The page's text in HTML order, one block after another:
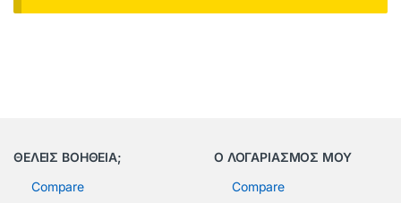
ΘΕΛΕΙΣ ΒΟΗΘΕΙΑ;
Compare
Ο ΛΟΓΑΡΙΑΣΜΟΣ ΜΟΥ
Compare